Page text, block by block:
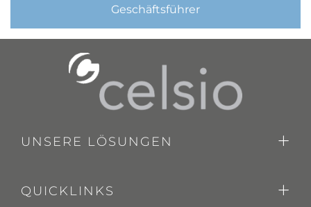
Geschäftsführer
UNSERE LÖSUNGEN
QUICKLINKS